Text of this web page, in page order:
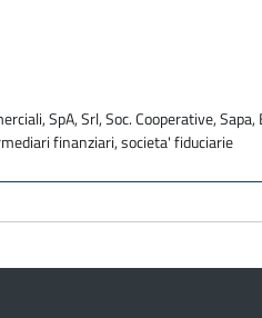
SpA, Srl, Soc. Cooperative,
finanziari, societa' fiduciarie